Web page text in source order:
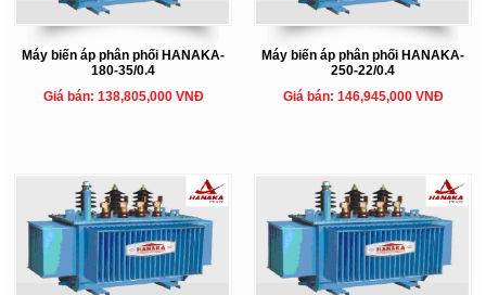
Máy biến áp phân phối HANAKA-
180-35/0.4
Giá bán: 138,805,000 VNĐ
Máy biến áp phân phối HANAKA-
250-22/0.4
Giá bán: 146,945,000 VNĐ